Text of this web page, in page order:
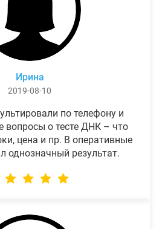
Ирина
2019-08-10
по телефону и
вопросы о тесте ДНК – что
цена и пр. В оперативные
однозначный результат.